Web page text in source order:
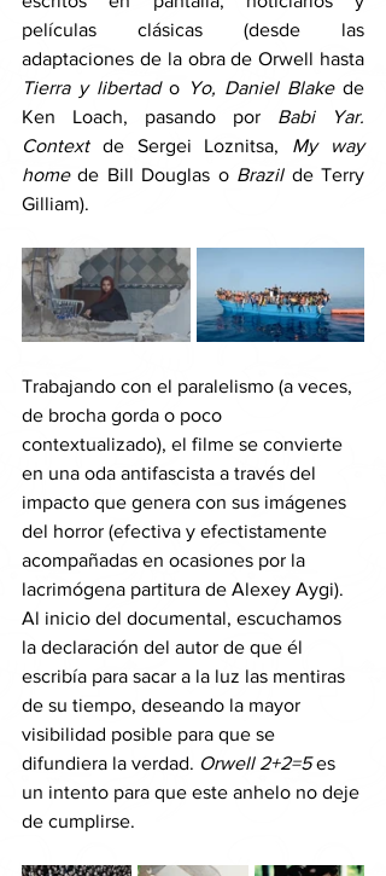
películas clásicas (desde las
Tierra y libertad o Yo, Daniel Blake de
Ken Loach, pasando por Babi Yar.
Context de Sergei Loznitsa, My way
home de Bill Douglas o Brazil de Terry
Gilliam).
Trabajando con el paralelismo (a veces,
de brocha gorda o poco
contextualizado), el filme se convierte
en una oda antifascista a través del
impacto que genera con sus imágenes
del horror (efectiva y efectistamente
acompañadas en ocasiones por la
lacrimógena partitura de Alexey Aygi).
Al inicio del documental, escuchamos
la declaración del autor de que él
escribía para sacar a la luz las mentiras
de su tiempo, deseando la mayor
visibilidad posible para que se
difundiera la verdad. Orwell 2+2=5 es
un intento para que este anhelo no deje
de cumplirse.